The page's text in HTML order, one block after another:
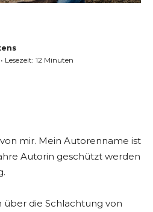
• Lesezeit: 12 Minuten
mir. Mein Autorenname ist
Autorin geschützt werden
über die Schlachtung von